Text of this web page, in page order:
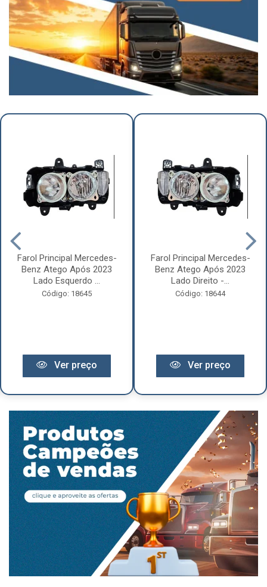
Farol Principal Mercedes-
Benz Atego Após 2023
Lado Esquerdo ...
Código: 18645
Ver preço
Farol Principal Mercedes-
Benz Atego Após 2023
Lado Direito -...
Código: 18644
Ver preço